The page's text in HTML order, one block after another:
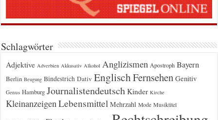
Schlagwörter
Adjektive Adverbien Akkusativ Alkohol Anglizismen Apostroph Bayern
Berlin Beugung Bindestrich Dativ EnglischFernsehen Genitiv
Genus Hamburg Journalistendeutsch Kinder Kirche
KleinanzeigenLebensmittel Mehrzahl Mode Musiktitel